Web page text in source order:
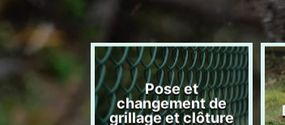
Pose et
changement de
grillage et clôture